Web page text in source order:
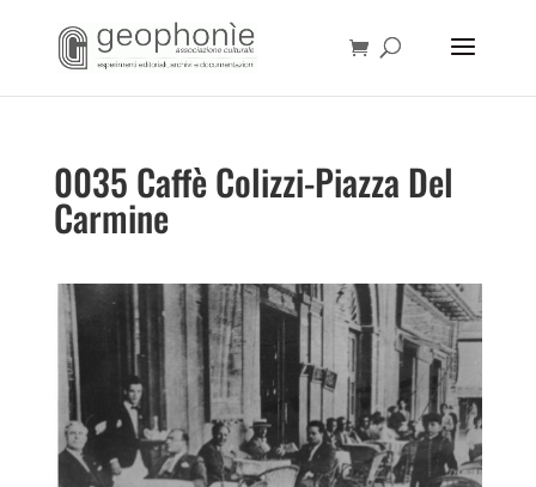
0035 Caffè Colizzi-Piazza Del
Carmine